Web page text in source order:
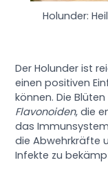
Holunder:
Der Holunder ist
einen positiven
können. Die
Flavonoiden, die
das
die Abwehrkräfte
Infekte zu